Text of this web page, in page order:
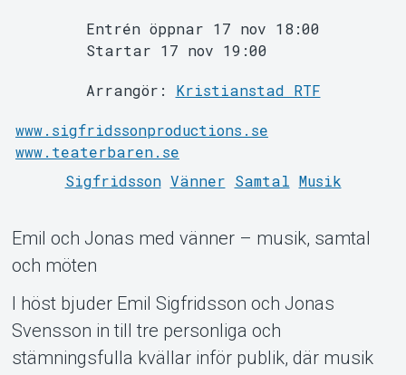
MyTickster
Support
Entrén öppnar 17 nov 18:00
Startar 17 nov 19:00
Arrangör: Kristianstad RTF
www.sigfridssonproductions.se
www.teaterbaren.se
Sigfridsson Vänner Samtal Musik
Emil och Jonas med vänner – musik, samtal
och möten
I höst bjuder Emil Sigfridsson och Jonas
Svensson in till tre personliga och
stämningsfulla kvällar inför publik, där musik